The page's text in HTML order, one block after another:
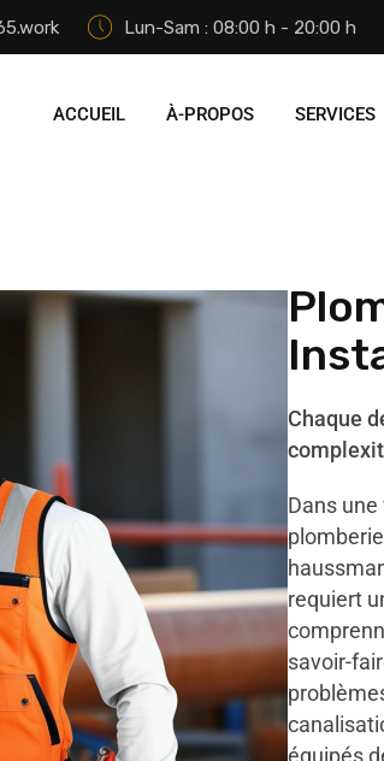
Lun-Sam : 08:00 h - 20:00 h
ACCUEIL À-PROPOS SERVICES
Chaque
Dans
requiert
savoir-
équipés